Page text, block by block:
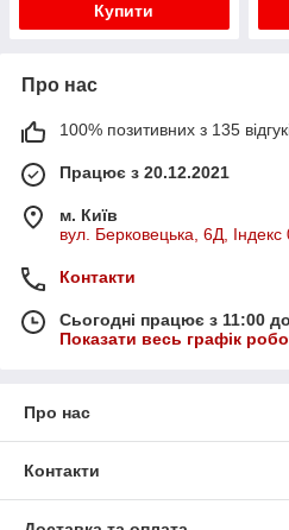
Купити
Про нас
100% позитивних з 135
Працює з 20.12.2021
м. Київ
вул. Берковецька, 6Д, Індекс
Контакти
Сьогодні працює з 11:00
Показати весь графік
Про нас
Контакти